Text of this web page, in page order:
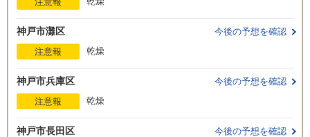
神戸市灘区
今後の予想を確認
注意報
乾燥
神戸市兵庫区
今後の予想を確認
注意報
乾燥
神戸市長田区
今後の予想を確認